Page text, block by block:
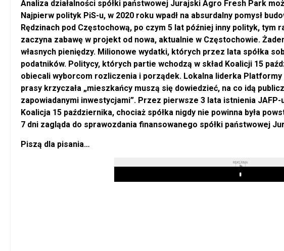
Analiza działalności spółki państwowej Jurajski Agro Fresh Park
Najpierw polityk PiS-u, w 2020 roku wpadł na absurdalny pomysł
Rędzinach pod Częstochową, po czym 5 lat później inny polityk, tym
zaczyna zabawę w projekt od nowa, aktualnie w Częstochowie.
własnych pieniędzy. Milionowe wydatki, których przez lata spółka
podatników. Politycy, których partie wchodzą w skład Koalicji 15
obiecali wyborcom rozliczenia i porządek. Lokalna liderka Platformy
prasy krzyczała „mieszkańcy muszą się dowiedzieć, na co idą
zapowiadanymi inwestycjami”. Przez pierwsze 3 lata istnienia
Koalicja 15 października, chociaż spółka nigdy nie powinna była
7 dni zagląda do sprawozdania finansowanego spółki państwowej
Piszą dla pisania…
REKLAMA
Play